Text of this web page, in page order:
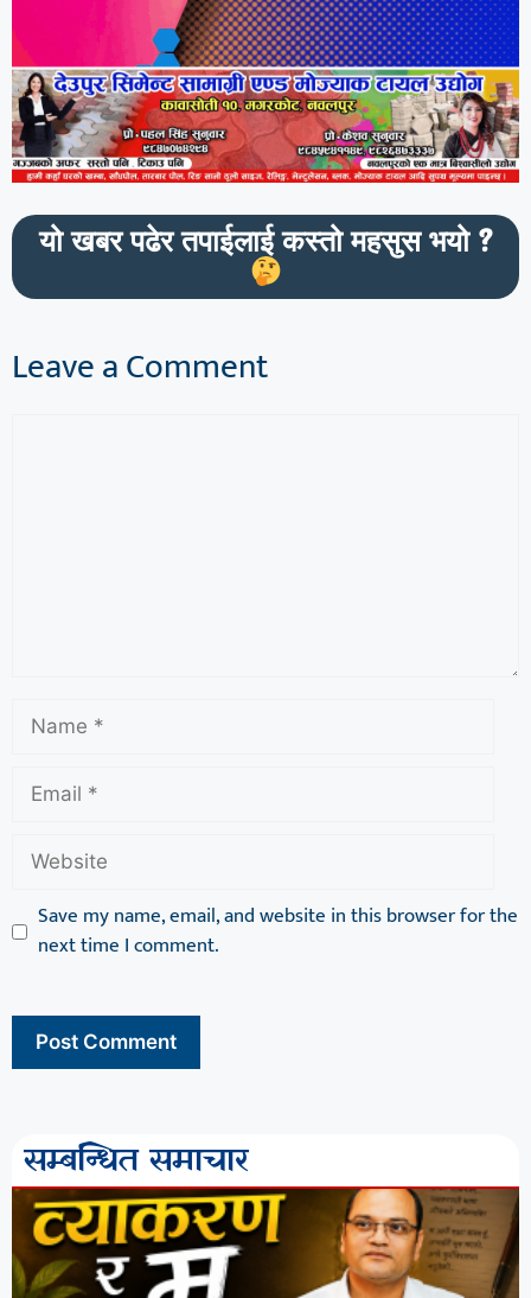
यो खबर पढेर तपाईलाई कस्तो महसुस भयो ?
Leave a Comment
Save my name, email, and website in this browser for the
next time I comment.
सम्बन्धित समाचार